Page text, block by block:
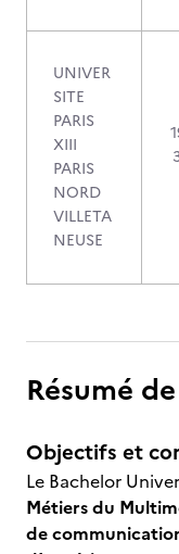
UNIVER
SITE
PARIS
XIII
PARIS
NORD
VILLETA
NEUSE
Résumé
Objectifs et
Le Bachelor
Métiers du
de